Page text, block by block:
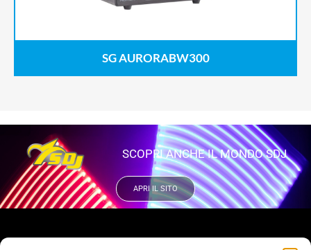
SG AURORABW300
SCOPRI ANCHE IL MONDO SDJ
APRI IL SITO
VUOI RIMANERE AGGIORNATO?